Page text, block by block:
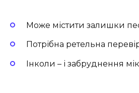
Може містити залишки
Потрібна ретельна
Інколи – і забруднення